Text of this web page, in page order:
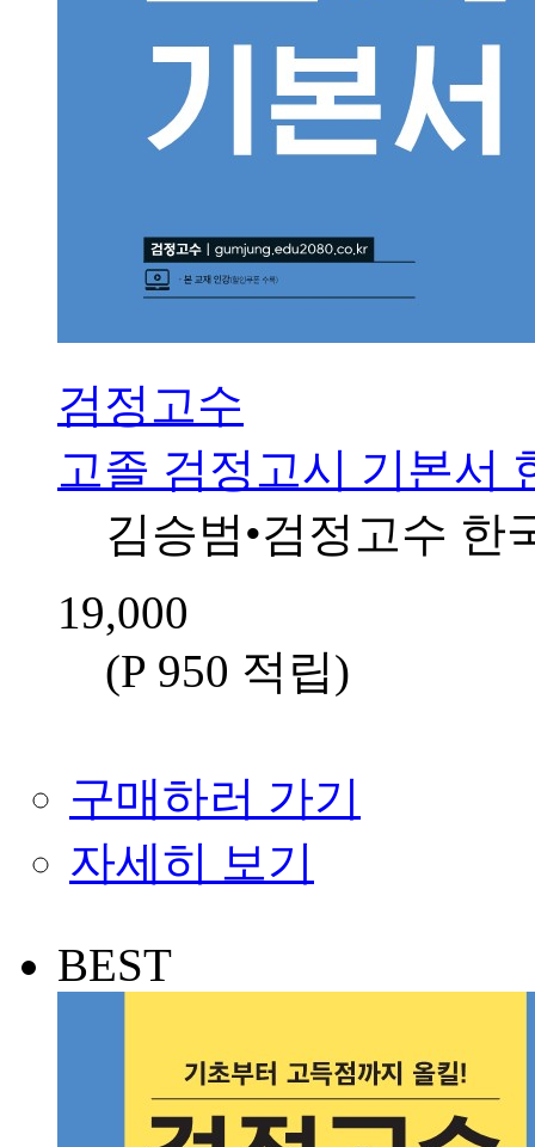
검정고수
고졸 검정고시 기본서
김승범•검정고수 한
19,000
(P 950 적립)
구매하러 가기
자세히 보기
BEST